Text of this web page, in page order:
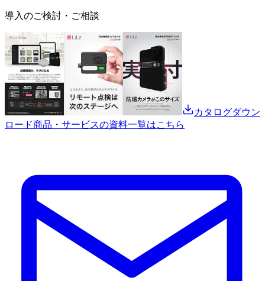
導入のご検討・ご相談
カタログダウン
ロード商品・サービスの資料一覧はこちら